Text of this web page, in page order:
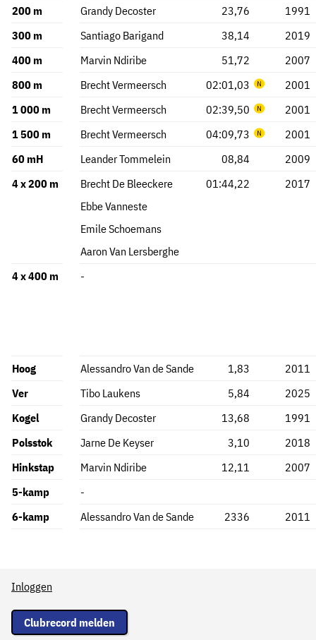
200 m
Grandy Decoster 23,76
1991
300 m
Santiago Barigand 38,14
2019
400 m
Marvin Ndiribe 51,72
2007
800 m
Brecht Vermeersch 02:01,03
2001
1 000 m
Brecht Vermeersch 02:39,50
2001
1 500 m
Brecht Vermeersch 04:09,73
2001
60 mH
Leander Tommelein 08,84
2009
4 x 200 m
Brecht De Bleeckere
Ebbe Vanneste
Emile Schoemans
Aaron Van Lersberghe
01:44,22 2017
4 x 400 m -
Hoog Alessandro Van de Sande 1,83
2011
Ver
Tibo Laukens 5,84
2025
Kogel
Grandy Decoster 13,68
1991
Polsstok
Jarne De Keyser 3,10
2018
Hinkstap
Marvin Ndiribe 12,11
2007
5-kamp
-
6-kamp
Alessandro Van de Sande 2336 2011
Inloggen
Clubrecord melden